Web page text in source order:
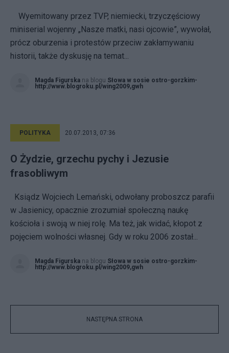
Wyemitowany przez TVP, niemiecki, trzyczęściowy
miniserial wojenny „Nasze matki, nasi ojcowie”, wywołał,
prócz oburzenia i protestów przeciw zakłamywaniu
historii, także dyskusję na temat...
Magda Figurska na blogu Słowa w sosie ostro-gorzkim-
http://www.blogroku.pl/wing2009,gwh
POLITYKA 20.07.2013, 07:36
O Żydzie, grzechu pychy i Jezusie
frasobliwym
Ksiądz Wojciech Lemański, odwołany proboszcz parafii
w Jasienicy, opacznie zrozumiał społeczną naukę
kościoła i swoją w niej rolę. Ma też, jak widać, kłopot z
pojęciem wolności własnej. Gdy w roku 2006 został...
Magda Figurska na blogu Słowa w sosie ostro-gorzkim-
http://www.blogroku.pl/wing2009,gwh
NASTĘPNA STRONA